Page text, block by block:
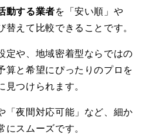
動する業者を「安い順」や
替えて比較できることです。
定や、地域密着型ならではの
算と希望にぴったりのプロを
見つけられます。
「夜間対応可能」など、細か
にスムーズです。